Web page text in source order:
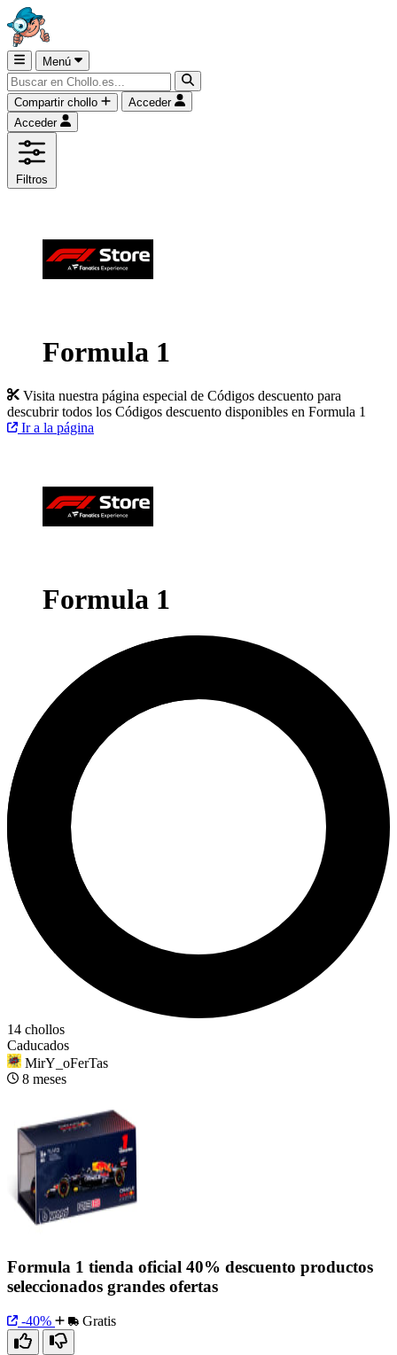
Menú
Compartir chollo
Acceder
Acceder
Filtros
Formula 1
Visita nuestra página especial de Códigos descuento para
descubrir todos los Códigos descuento disponibles en Formula 1
Ir a la página
Formula 1
14 chollos
Caducados
MirY_oFerTas
8 meses
Formula 1 tienda oficial 40% descuento productos
seleccionados grandes ofertas
-40% Gratis